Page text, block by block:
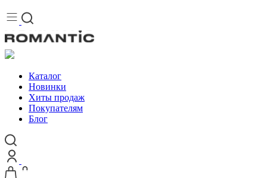
Каталог
Новинки
Хиты продаж
Покупателям
Блог